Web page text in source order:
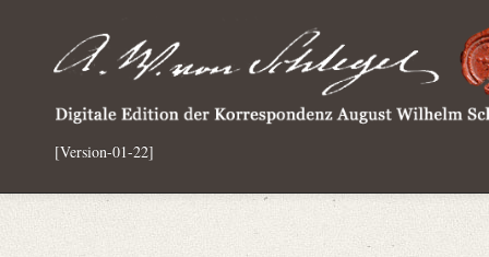
[Version-01-22]